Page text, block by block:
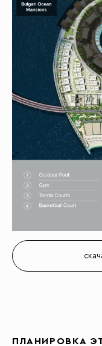
ПЛАНИРОВКА